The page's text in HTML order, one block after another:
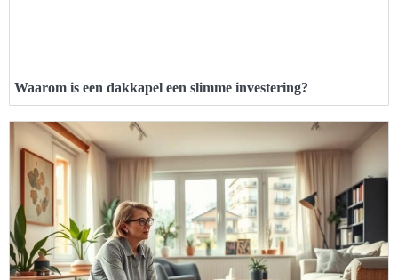
Waarom is een dakkapel een slimme investering?